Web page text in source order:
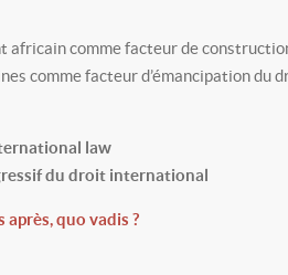
africain comme facteur de
comme facteur d’émancipation
law
du droit international
quo vadis ?